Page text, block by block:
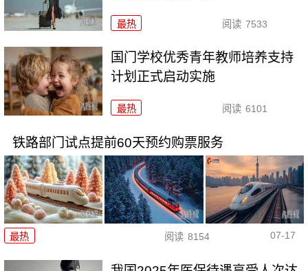
最热 阅读 7533
国门学校优秀青年教师培养支持
计划正式启动实施
最热 阅读 6101
铁路部门试点提前60天预约购票服务
最热 阅读 8154 07-17